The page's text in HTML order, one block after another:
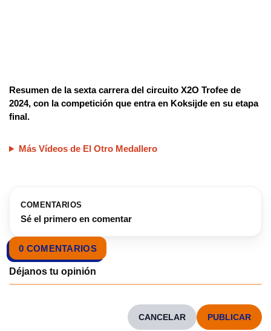
Resumen de la sexta carrera del circuito X2O Trofee de
2024, con la competición que entra en Koksijde en su etapa
final.
Más Vídeos de El Otro Medallero
COMENTARIOS
Sé el primero en comentar
0 COMENTARIOS
CANCELAR